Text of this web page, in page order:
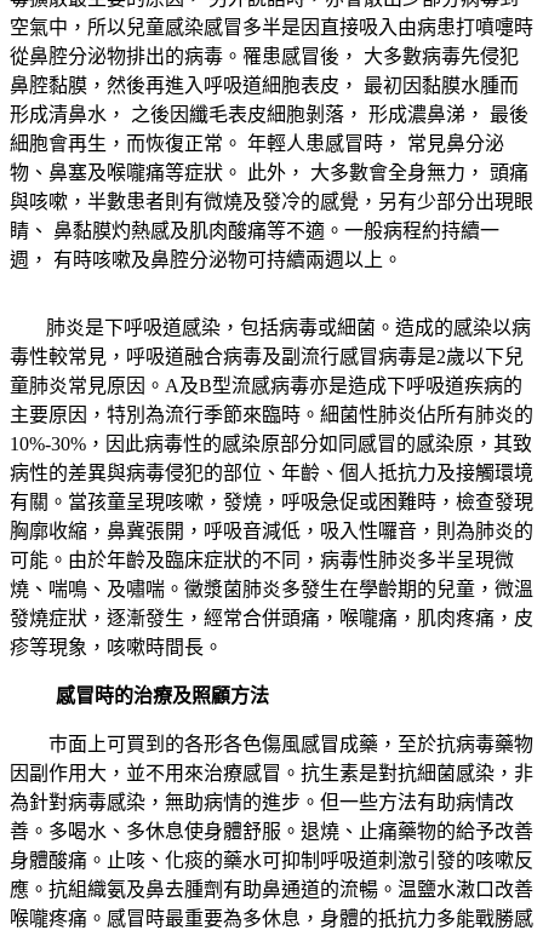
空氣中，所以兒童感染感冒多半是因直接吸入由病患打噴嚏時
從鼻腔分泌物排出的病毒。罹患感冒後，
大多數病毒先侵犯
鼻腔黏膜，然後再進入呼吸道細胞表皮，
最初因黏膜水腫而
形成清鼻水，
之後因纖毛表皮細胞剝落， 形成濃鼻涕，
最後
細胞會再生，而恢復正常。 年輕人患感冒時，
常見鼻分泌
物、鼻塞及喉嚨痛等症狀。
此外， 大多數會全身無力，
頭痛
與咳嗽，半數患者則有微燒及發冷的感覺，另有少部分出現眼
睛、 鼻黏膜灼熱感及肌肉酸痛等不適。一般病程約持續一
週，
有時咳嗽及鼻腔分泌物可持續兩週以上。
肺炎是下呼吸道感染，包括病毒或細菌。造成的感染以病
毒性較常見，呼吸道融合病毒及副流行感冒病毒是2歲以下兒
童肺炎常見原因。 A及B型流感病毒亦是造成下呼吸道疾病的
主要原因，特別為流行季節來臨時。細菌性肺炎佔所有肺炎的
10%-30% ，因此病毒性的感染原部分如同感冒的感染原，其致
病性的差異與病毒侵犯的部位、年齡、個人抵抗力及接觸環境
有關。當孩童呈現咳嗽，發燒，呼吸急促或困難時，檢查發現
胸廓收縮，鼻冀張開，呼吸音減低，吸入性囉音，則為肺炎的
可能。由於年齡及臨床症狀的不同，病毒性肺炎多半呈現微
燒、喘鳴、及嘯喘。黴漿菌肺炎多發生在學齡期的兒童，微溫
發燒症狀，逐漸發生，經常合併頭痛，喉嚨痛，肌肉疼痛，皮
疹等現象，咳嗽時間長。
感冒時的治療及照顧方法
巿面上可買到的各形各色傷風感冒成藥，至於抗病毒藥物
因副作用大，並不用來治療感冒。抗生素是對抗細菌感染，非
為針對病毒感染，無助病情的進步。但一些方法有助病情改
善。多喝水、多休息使身體舒服。退燒、止痛藥物的給予改善
身體酸痛。止咳、化痰的藥水可抑制呼吸道刺激引發的咳嗽反
應。抗組織氨及鼻去腫劑有助鼻通道的流暢。温鹽水潄口改善
喉嚨疼痛。感冒時最重要為多休息，身體的扺抗力多能戰勝感